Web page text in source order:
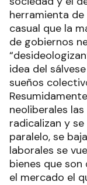
herramienta
casual que la
de gobiernos
idea del
sueños
neoliberales
radicalizan y
paralelo, se
laborales se
bienes que
el mercado el